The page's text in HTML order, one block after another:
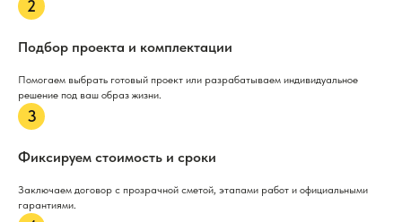
Подбор проекта и комплектации
Помогаем выбрать готовый проект или разрабатываем индивидуальное
решение под ваш образ жизни.
Фиксируем стоимость и сроки
Заключаем договор с прозрачной сметой, этапами работ и официальными
гарантиями.